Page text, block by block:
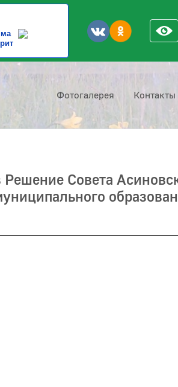
Фотогалерея Контакты
Совета